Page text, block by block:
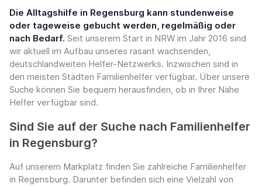
Die Alltagshilfe in Regensburg kann stundenweise
oder tageweise gebucht werden, regelmäßig oder
nach Bedarf. Seit unserem Start in NRW im Jahr 2016 sind
wir aktuell im Aufbau unseres rasant wachsenden,
deutschlandweiten Helfer-Netzwerks. Inzwischen sind in
den meisten Städten Familienhelfer verfügbar. Über unsere
Suche können Sie bequem herausfinden, ob in Ihrer Nähe
Helfer verfügbar sind.
Sind Sie auf der Suche nach Familienhelfer
in Regensburg?
Auf unserem Markplatz finden Sie zahlreiche Familienhelfer
in Regensburg. Darunter befinden sich eine Vielzahl von